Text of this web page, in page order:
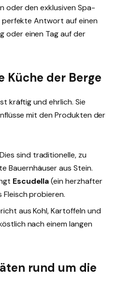
oder den exklusiven Spa-
perfekte Antwort auf einen
oder einen Tag auf der
Küche der Berge
kräftig und ehrlich. Sie
mit den Produkten der
Dies sind traditionelle, zu
Bauernhäuser aus Stein.
Escudella(ein herzhafter
probieren.
aus Kohl, Kartoffeln und
nach einem langen
rund um die